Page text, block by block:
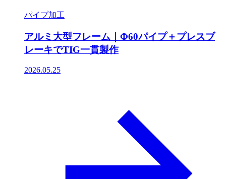
パイプ加工
アルミ大型フレーム｜Φ60パイプ＋プレスブ
レーキでTIG一貫製作
2026.05.25